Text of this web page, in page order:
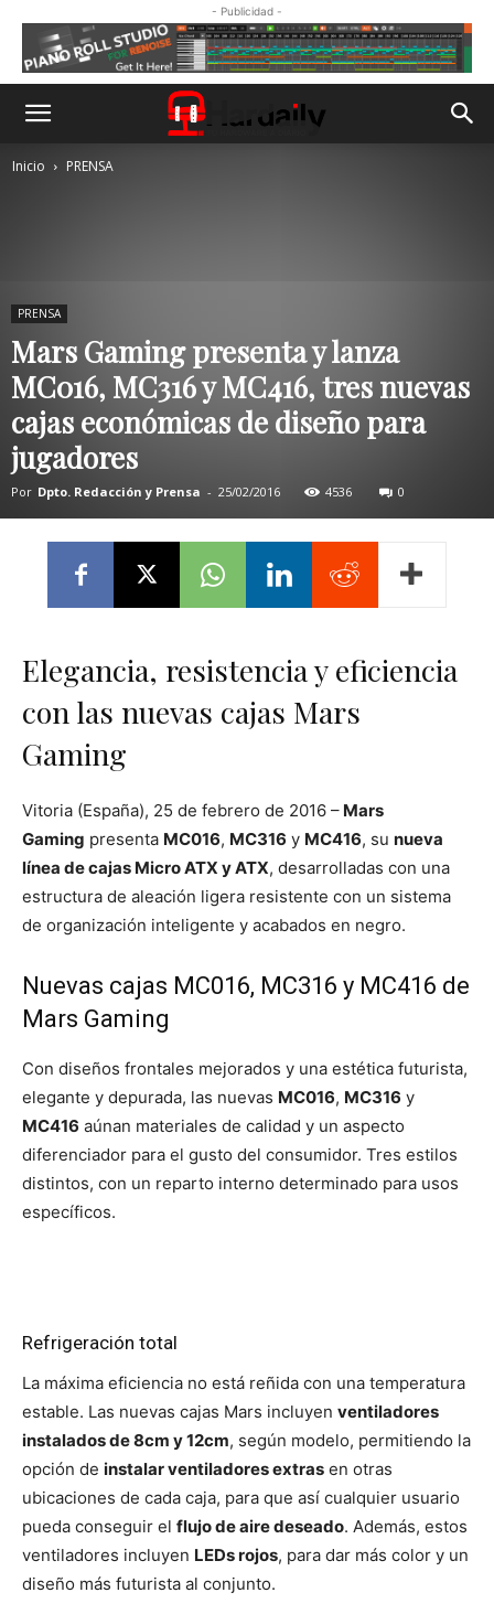
- Publicidad -
Inicio PRENSA
PRENSA
Mars Gaming presenta y lanza
MC016, MC316 y MC416, tres nuevas
cajas económicas de diseño para
jugadores
Por Dpto. Redacción y Prensa - 25/02/2016 4536 0
Elegancia, resistencia y eficiencia
con las nuevas cajas Mars
Gaming
Vitoria (España), 25 de febrero de 2016 – Mars
Gaming presenta MC016, MC316 y MC416, su nueva
línea de cajas Micro ATX y ATX, desarrolladas con una
estructura de aleación ligera resistente con un sistema
de organización inteligente y acabados en negro.
Nuevas cajas MC016, MC316 y MC416 de
Mars Gaming
Con diseños frontales mejorados y una estética futurista,
elegante y depurada, las nuevas MC016, MC316 y
MC416 aúnan materiales de calidad y un aspecto
diferenciador para el gusto del consumidor. Tres estilos
distintos, con un reparto interno determinado para usos
específicos.
Refrigeración total
La máxima eficiencia no está reñida con una temperatura
estable. Las nuevas cajas Mars incluyen ventiladores
instalados de 8cm y 12cm, según modelo, permitiendo la
opción de instalar ventiladores extras en otras
ubicaciones de cada caja, para que así cualquier usuario
pueda conseguir el flujo de aire deseado. Además, estos
ventiladores incluyen LEDs rojos, para dar más color y un
diseño más futurista al conjunto.